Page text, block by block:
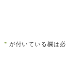
* が付いている欄は必